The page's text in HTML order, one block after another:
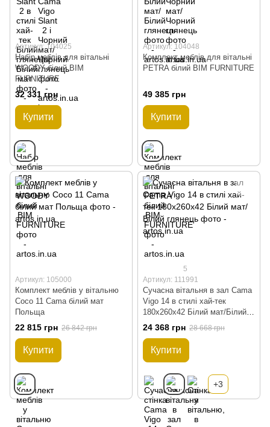
Артикул: 104025
Набір меблів для вітальні
WOODY білий BIM
FURNITURE
32 331 грн
Купити
Артикул: 104048
Комплект меблів для вітальні
PETRA білий BIM FURNITURE
49 385 грн
Купити
Артикул: 105000
Комплект меблів у вітальню
Coco 11 Cama білий мат
Польща
22 815 грн 26 842 грн
Купити
5
Артикул: 111991
Сучасна вітальня в зал Cama
Vigo 14 в стилі хай-тек
180x260x42 Білий мат/Білий
глянець
24 368 грн 28 668 грн
Купити
+3